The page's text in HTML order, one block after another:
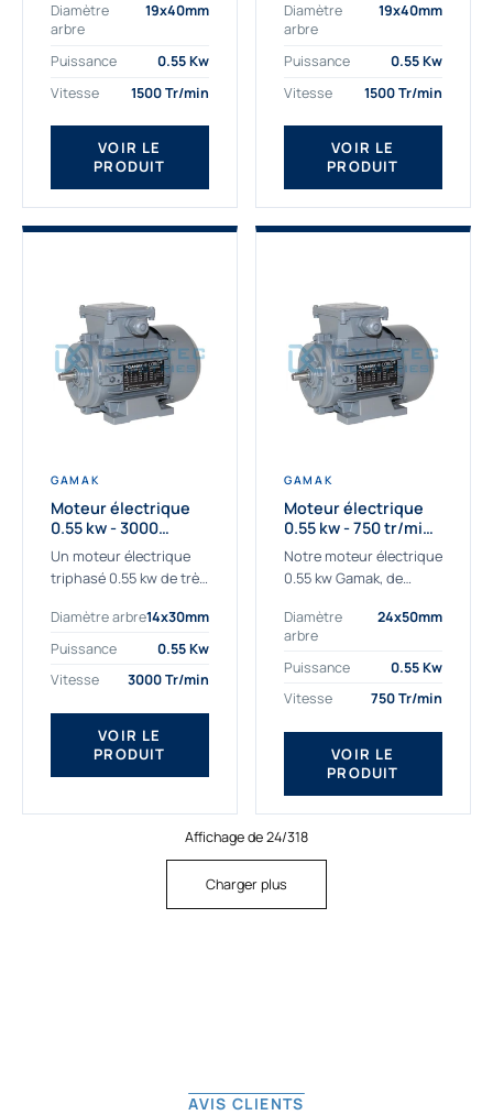
applications les plus
exigeantes.
Notre moteur électrique
0.55 kw de référence
AGM2EL 80 M 4a...
Diamètre
arbre
19x40mm
Puissance
0.55 Kw
Vitesse
1500 Tr/min
VOIR LE
PRODUIT
Découvrez notre
moteur électrique 0.55
kW de nouvelle
génération, conçu pour
les...
Diamètre
arbre
19x40mm
Puissance
0.55 Kw
Vitesse
1500 Tr/min
VOIR LE
PRODUIT
GAMAK
Moteur électrique
0.55 kw - 3000
Tr/min - 230/400V -
IE2
Un moteur électrique
triphasé 0.55 kw de très
vos applications les
plus exigeantes.
triphasé 0.55
kw Gamak...
Diamètre arbre14x30mm
Puissance
0.55 Kw
Vitesse
3000 Tr/min
VOIR LE
PRODUIT
GAMAK
Moteur électrique
0.55 kw - 750 tr/min -
230/400V - IE2
Notre moteur électrique
0.55 kw Gamak, de
adapté à toutes les
applications. Nous
déterminons,
fournissons
des moteurs
asynchrones depuis
Diamètre
arbre
24x50mm
Puissance
0.55 Kw
Vitesse
750 Tr/min
VOIR LE
PRODUIT
Affichage de 24/318
Charger plus
AVIS CLIENTS